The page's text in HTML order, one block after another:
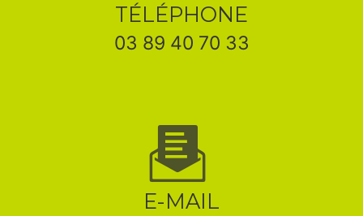
TÉLÉPHONE
03 89 40 70 33
E-MAIL